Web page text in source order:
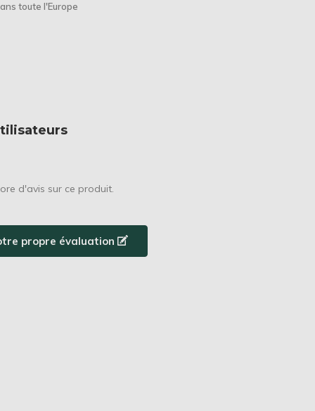
toute l'Europe
d'avis sur ce produit.
propre évaluation